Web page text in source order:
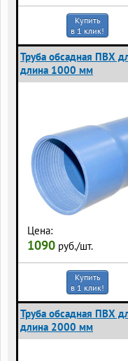
Купить
в 1 клик!
Труба обсадная ПВХ
длина 1000 мм
Цена:
1090 руб./шт.
Купить
в 1 клик!
Труба обсадная ПВХ
длина 2000 мм